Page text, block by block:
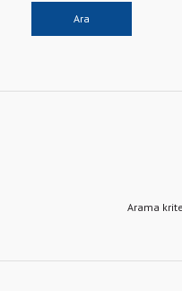
Ara
Arama